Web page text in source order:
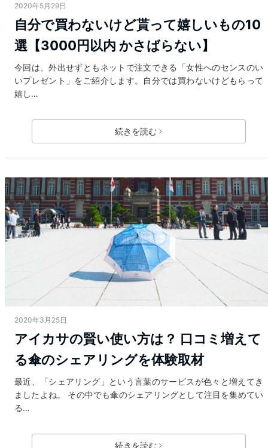
2020年5月29日
自分で買わないけど貰って嬉しいもの10
選【3000円以内 かさばらない】
今回は、外出せずともネットで注文できる「女性へのセンスのい
いプレゼント」をご紹介します。自分では買わないけどもらって
嬉し…
続きを読む
2020年3月25日
アイカサの賢い使い方は？ 口コミ増えて
る傘のシェアリングを体験取材
最近、「シェアリング」という言葉のサービスが色々と増えてき
ましたよね。 その中でも傘のシェアリングとして注目を集めてい
る…
続きを読む